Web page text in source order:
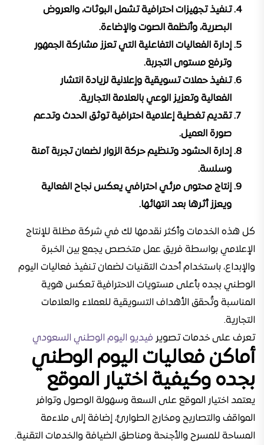
تنفيذ تجهيزات احترافية تشمل البوثات، والعروض
البصرية، وأنظمة الصوت والإضاءة.
إدارة الفعاليات التفاعلية التي تعزز مشاركة الجمهور
وترفع مستوى التجربة.
تنفيذ حملات تسويقية وإعلانية لزيادة انتشار
الفعالية وتعزيز الوعي بالعلامة التجارية.
تقديم تغطية إعلامية احترافية توثق الحدث وتدعم
صورة العميل.
إدارة الحشود وتنظيم حركة الزوار لضمان تجربة آمنة
وسلسة.
إنتاج محتوى مرئي احترافي يعكس نجاح الفعالية
ويعزز أثرها بعد انتهائها.
كل هذه الخدمات وأكثر نقدمها لك في شركة مظلة للإنتاج
الإعلامي بواسطة فريق عمل متخصص يجمع بين الخبرة
والإبداع، باستخدام أحدث التقنيات لضمان تنفيذ فعاليات اليوم
الوطني بجده بأعلى مستويات الاحترافية تعكس هوية
المناسبة وتُحقق الأهداف التسويقية للعملاء والعلامات
التجارية.
تعرف على خدمات تصوير فيديو اليوم الوطني السعودي
أماكن فعاليات اليوم الوطني
بجده وكيفية اختيار الموقع
يعتمد اختيار الموقع على السعة وسهولة الوصول وتوافر
المواقف والتصاريح ومخارج الطوارئ، إضافة إلى ملاءمة
المساحة للمسرح والأجنحة ومناطق الضيافة والخدمات التقنية.